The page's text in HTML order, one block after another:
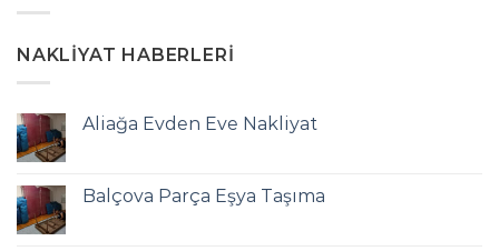
NAKLIYAT HABERLERI
Aliağa Evden Eve Nakliyat
Balçova Parça Eşya Taşıma